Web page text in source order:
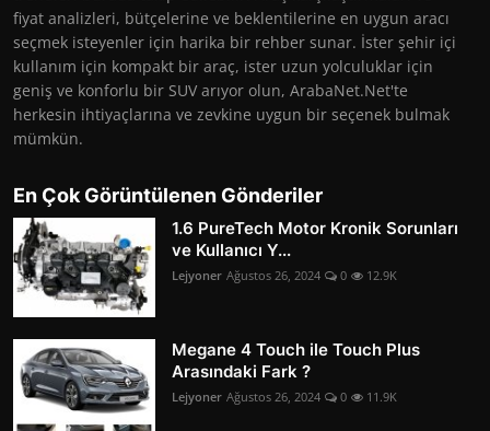
fiyat analizleri, bütçelerine ve beklentilerine en uygun aracı
seçmek isteyenler için harika bir rehber sunar. İster şehir içi
kullanım için kompakt bir araç, ister uzun yolculuklar için
geniş ve konforlu bir SUV arıyor olun, ArabaNet.Net'te
herkesin ihtiyaçlarına ve zevkine uygun bir seçenek bulmak
mümkün.
En Çok Görüntülenen Gönderiler
1.6 PureTech Motor Kronik Sorunları
ve Kullanıcı Y...
Lejyoner Ağustos 26, 2024 0 12.9K
Megane 4 Touch ile Touch Plus
Arasındaki Fark ?
Lejyoner Ağustos 26, 2024 0 11.9K